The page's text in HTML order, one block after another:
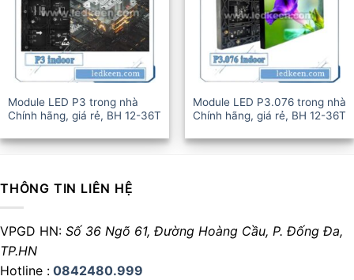
Module LED P3 trong nhà
Chính hãng, giá rẻ, BH 12-36T
Module LED P3.076 trong nhà
Chính hãng, giá rẻ, BH 12-36T
THÔNG TIN LIÊN HỆ
VPGD HN: Số 36 Ngõ 61, Đường Hoàng Cầu, P. Đống Đa,
TP.HN
Hotline : 0842480.999